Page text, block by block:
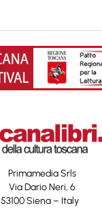
Primamedia Srls
Via Dario Neri, 6
53100 Siena – Italy